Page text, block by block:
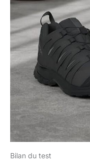
Bilan du test